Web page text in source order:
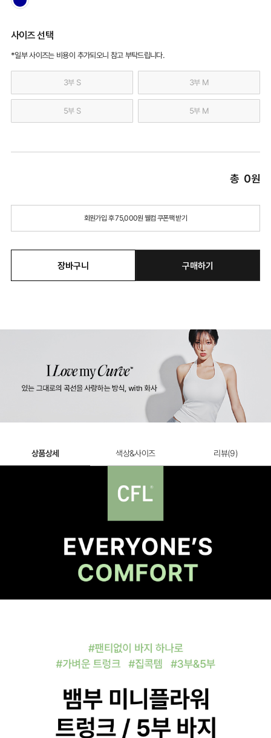
사이즈 선택
*일부 사이즈는 비용이 추가되오니 참고 부탁드립니다.
3부 S 3부 M
5부 S 5부 M
총 0원
회원가입 후 75,000원 웰컴 쿠폰팩 받기
장바구니 구매하기
상품상세 색상&사이즈 리뷰(9)